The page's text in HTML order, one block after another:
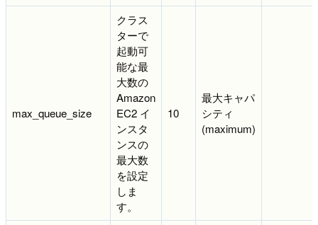
max_queue_size
クラス
ターで
起動可
能な最
大数の
Amazon
EC2 イ
ンスタ
ンスの
最大数
を設定
しま
す。
10
最大キャパ
シティ
(maximum)